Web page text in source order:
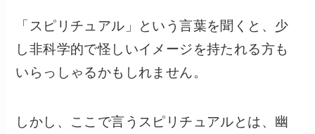
「スピリチュアル」という言葉を聞くと、少
し非科学的で怪しいイメージを持たれる方も
いらっしゃるかもしれません。
しかし、ここで言うスピリチュアルとは、幽